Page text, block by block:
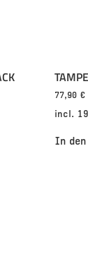
77,90 €
incl.
In den